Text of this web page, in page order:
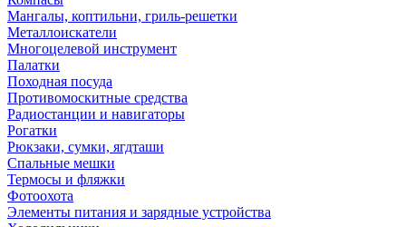
Мангалы, коптильни, гриль-решетки
Металлоискатели
Многоцелевой инструмент
Палатки
Походная посуда
Противомоскитные средства
Радиостанции и навигаторы
Рогатки
Рюкзаки, сумки, ягдташи
Спальные мешки
Термосы и фляжки
Фотоохота
Элементы питания и зарядные устройства